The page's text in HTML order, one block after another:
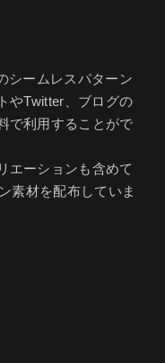
シームレスパターン
やTwitter、ブログの
で利用することがで
エーションも含めて
素材を配布していま